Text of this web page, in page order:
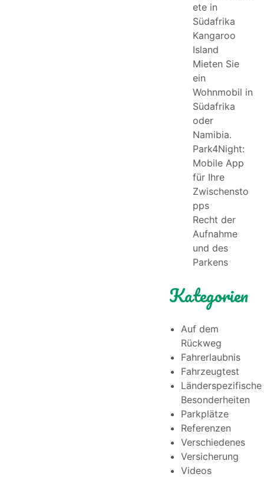
ete in
Südafrika
Kangaroo
Island
Mieten Sie
ein
Wohnmobil in
Südafrika
oder
Namibia.
Park4Night:
Mobile App
für Ihre
Zwischensto
pps
Recht der
Aufnahme
und des
Parkens
Kategorien
Auf dem
Rückweg
Fahrerlaubnis
Fahrzeugtest
Länderspezifische
Besonderheiten
Parkplätze
Referenzen
Verschiedenes
Versicherung
Videos